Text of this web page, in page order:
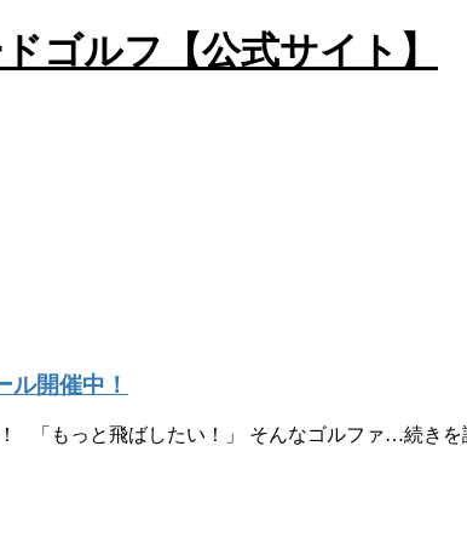
開催中！
「もっと飛ばしたい！」 そんなゴルファ…続きを